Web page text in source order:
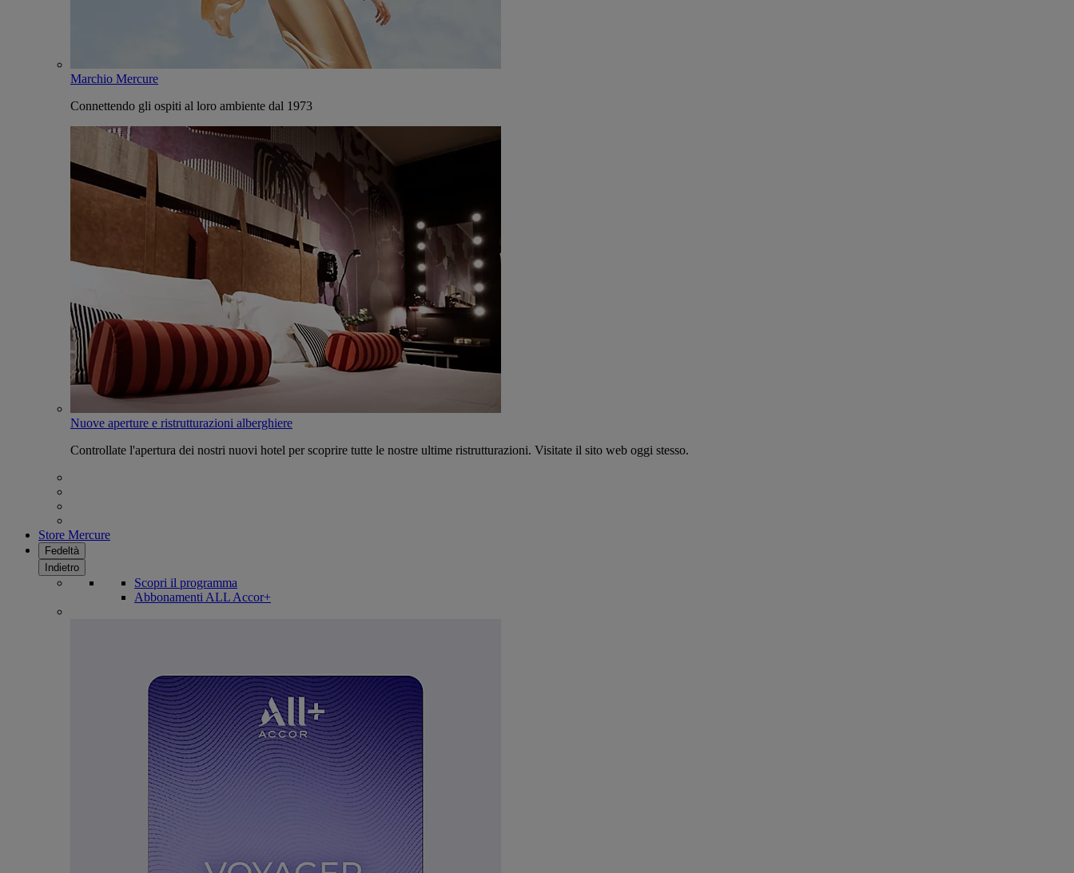
Marchio Mercure
Connettendo gli ospiti al loro ambiente dal 1973
Nuove aperture e ristrutturazioni alberghiere
Controllate l'apertura dei nostri nuovi hotel per scoprire tutte le nostre ultime ristrutturazioni. Visitate il sito web oggi stesso.
Store Mercure
Fedeltà
Indietro
Scopri il programma
Abbonamenti ALL Accor+